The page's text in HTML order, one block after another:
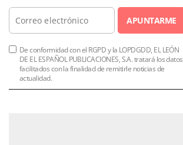
APUNTARME
De conformidad con el RGPD y la LOPDGDD, EL LEÓN
DE EL ESPAÑOL PUBLICACIONES, S.A. tratará los datos
facilitados con la finalidad de remitirle noticias de
actualidad.